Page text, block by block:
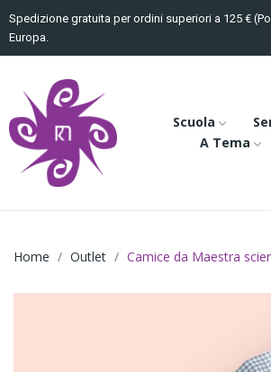
Spedizione gratuita per ordini superiori a 125 €
Europa.
Scuola
A Tema
Home Outlet Camice da Maestra